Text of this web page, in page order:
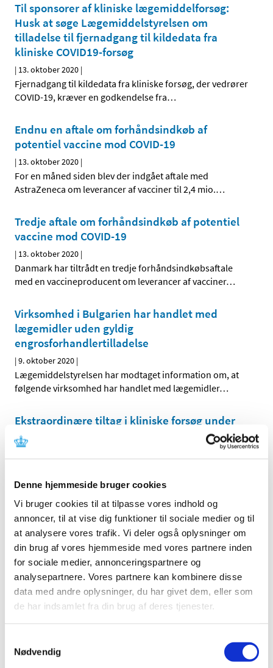
Denne hjemmeside bruger cookies
Vi bruger cookies til at tilpasse vores indhold og
annoncer, til at vise dig funktioner til sociale medier og til
at analysere vores trafik. Vi deler også oplysninger om
din brug af vores hjemmeside med vores partnere inden
for sociale medier, annonceringspartnere og
analysepartnere. Vores partnere kan kombinere disse
data med andre oplysninger, du har givet dem, eller som
de har indsamlet fra din brug af deres tjenester.
Nødvendig
Til sponsorer af kliniske lægemiddelforsøg:
Husk at søge Lægemiddelstyrelsen om
tilladelse til fjernadgang til kildedata fra
kliniske COVID19-forsøg
| 13. oktober 2020 |
Fjernadgang til kildedata fra kliniske forsøg, der vedrører
COVID-19, kræver en godkendelse fra…
Endnu en aftale om forhåndsindkøb af
potentiel vaccine mod COVID-19
| 13. oktober 2020 |
For en måned siden blev der indgået aftale med
AstraZeneca om leverancer af vacciner til 2,4 mio.…
Tredje aftale om forhåndsindkøb af potentiel
vaccine mod COVID-19
| 13. oktober 2020 |
Danmark har tiltrådt en tredje forhåndsindkøbsaftale
med en vaccineproducent om leverancer af vacciner…
Virksomhed i Bulgarien har handlet med
lægemidler uden gyldig
engrosforhandlertilladelse
|9. oktober 2020 |
Lægemiddelstyrelsen har modtaget information om, at
følgende virksomhed har handlet med lægemidler…
Ekstraordinære tiltag i kliniske forsøg under
COVID-19
ekstraordinære konsekvenser for udførslen af kliniske
Løbende vurdering af endnu en mulig vaccine
mod COVID-19 er påbegyndt
|6. oktober 2020|
En løbende vurdering af endnu en mulig vaccine mod
COVID-19 er nu påbegyndt i det europæiske…
Lægemiddelstyrelsen sætter nu hårdere ind
|6. oktober 2020